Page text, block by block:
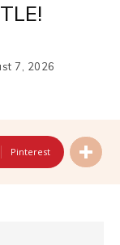
7, 2026
Pinterest